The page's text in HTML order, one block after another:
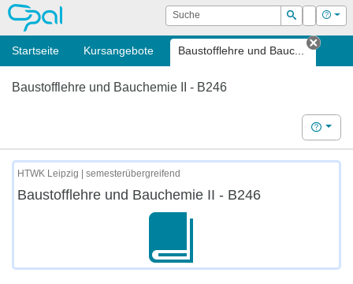
OPAL Suche
Suchen
Login Hilfe
Startseite Kursangebote Baustofflehre und Bauc...
Tab
Baustofflehre und Bauchemie II - B246
Hilfe
HTWK Leipzig | semesterübergreifend
Baustofflehre und Bauchemie II - B246